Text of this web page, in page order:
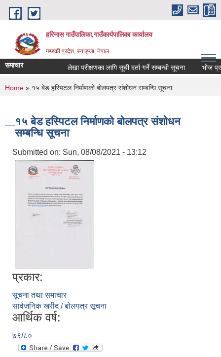
Skip to main content
हरिनास गाउँपालिका,गाउँकार्यपालिका कार्यालय
गण्डकी प्रदेश, स्याङ्जा, नेपाल
समाचार लेखा परीक्षणका लागि सूची दर्ता गर्ने सम्बन्धी सूचना भोज
You are here
Home » १५ बेड हस्पिटल निर्माणको बोलपत्र संशोधन सम्बन्धि सूचना
१५ बेड हस्पिटल निर्माणको बोलपत्र संशोधन
सम्बन्धि सूचना
Submitted on: Sun, 08/08/2021 - 13:12
प्रकार:
सूचना तथा समाचार
सार्वजनिक खरीद / बोलपत्र सूचना
आर्थिक वर्ष:
७९/८०